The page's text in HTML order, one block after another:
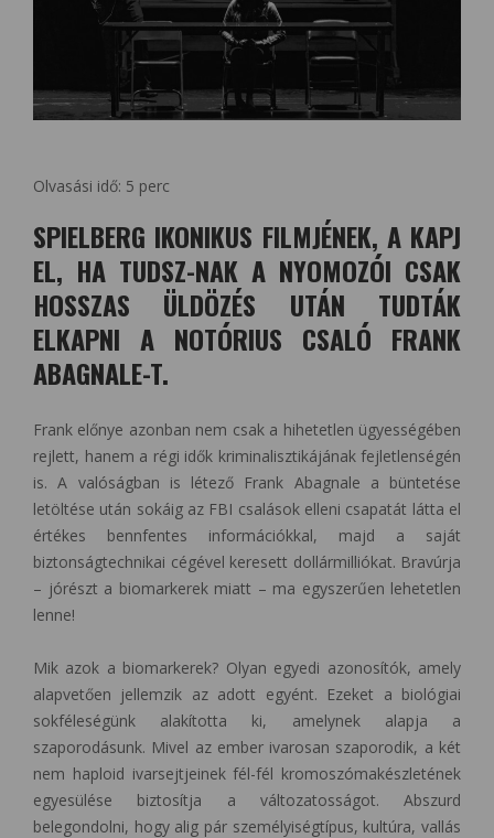
Olvasási idő: 5 perc
SPIELBERG IKONIKUS FILMJÉNEK, A KAPJ
EL, HA TUDSZ-NAK A NYOMOZÓI CSAK
HOSSZAS ÜLDÖZÉS UTÁN TUDTÁK
ELKAPNI A NOTÓRIUS CSALÓ FRANK
ABAGNALE-T.
Frank előnye azonban nem csak a hihetetlen ügyességében
rejlett, hanem a régi idők kriminalisztikájának fejletlenségén
is. A valóságban is létező Frank Abagnale a büntetése
letöltése után sokáig az FBI csalások elleni csapatát látta el
értékes bennfentes információkkal, majd a saját
biztonságtechnikai cégével keresett dollármilliókat. Bravúrja
– jórészt a biomarkerek miatt – ma egyszerűen lehetetlen
lenne!
Mik azok a biomarkerek? Olyan egyedi azonosítók, amely
alapvetően jellemzik az adott egyént. Ezeket a biológiai
sokféleségünk alakította ki, amelynek alapja a
szaporodásunk. Mivel az ember ivarosan szaporodik, a két
nem haploid ivarsejtjeinek fél-fél kromoszómakészletének
egyesülése biztosítja a változatosságot. Abszurd
belegondolni, hogy alig pár személyiségtípus, kultúra, vallás